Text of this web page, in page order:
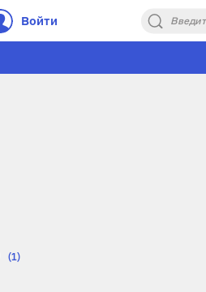
Войти
(1)